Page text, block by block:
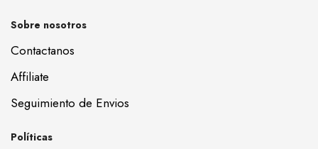
Sobre nosotros
Contactanos
Affiliate
Seguimiento de Envios
Políticas